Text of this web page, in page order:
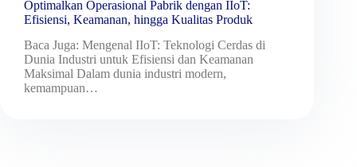
Optimalkan Operasional Pabrik dengan IIoT:
Efisiensi, Keamanan, hingga Kualitas Produk
Baca Juga: Mengenal IIoT: Teknologi Cerdas di
Dunia Industri untuk Efisiensi dan Keamanan
Maksimal Dalam dunia industri modern,
kemampuan…